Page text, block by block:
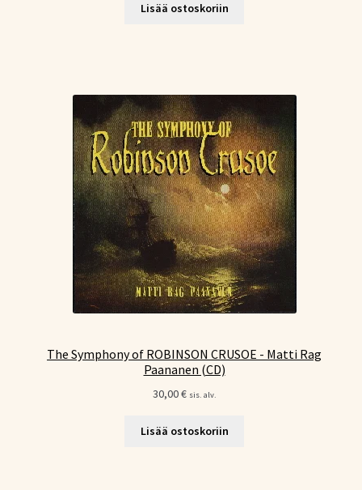
Lisää ostoskoriin
The Symphony of ROBINSON CRUSOE - Matti Rag
Paananen (CD)
30,00€ sis. alv.
Lisää ostoskoriin